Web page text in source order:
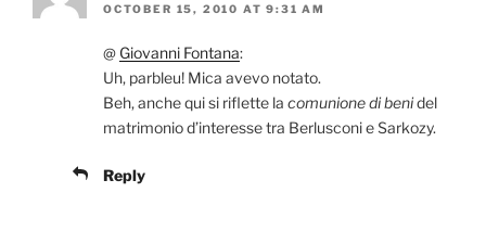
OCTOBER 15, 2010 AT 9:31 AM
@ Giovanni Fontana:
Uh, parbleu! Mica avevo notato.
Beh, anche qui si riflette la comunione di benidel
matrimonio d’interesse tra Berlusconi e Sarkozy.
Reply